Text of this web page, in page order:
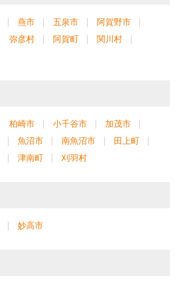
燕市 五泉市
阿賀野市
弥彦村 阿賀町
関川村
柏崎市 小千谷市
加茂市
魚沼市 南魚沼市
田上町
津南町 刈羽村
妙高市